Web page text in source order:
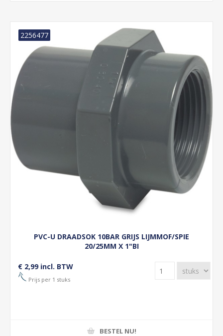
PVC-U DRAADSOK 10BAR GRIJS LIJMMOF/SPIE
20/25MM X 1"BI
2256477
€ 2,99 incl. BTW
Prijs per 1 stuks
BESTEL NU!